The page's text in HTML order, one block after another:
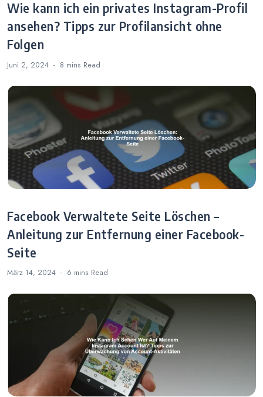
Wie kann ich ein privates Instagram-Profil
ansehen? Tipps zur Profilansicht ohne
Folgen
Juni 2, 2024 8 mins Read
Facebook Verwaltete Seite Löschen –
Anleitung zur Entfernung einer Facebook-
Seite
März 14, 2024 6 mins Read